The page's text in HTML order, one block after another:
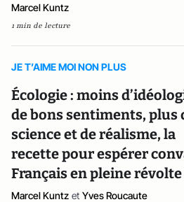
Marcel Kuntz
1 min de lecture
JE T’AIME MOI NON PLUS
Écologie : moins
de bons sentiments, plus
science et de réalisme, la
recette pour espérer
Français en pleine révolte
Marcel Kuntz et Yves Roucaute